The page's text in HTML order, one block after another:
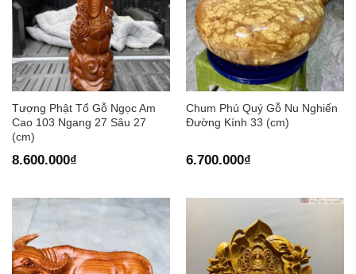
Tượng Phật Tổ Gỗ Ngọc Am
Cao 103 Ngang 27 Sâu 27
(cm)
8.600.000₫
Chum Phú Quý Gỗ Nu Nghiến
Đường Kính 33 (cm)
6.700.000₫